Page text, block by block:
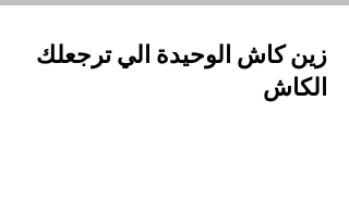
زين كاش الوحيدة الي ترجعلك
الكاش